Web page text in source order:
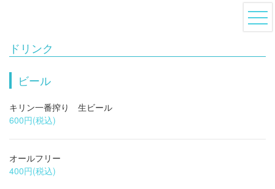
ドリンク
ビール
キリン一番搾り 生ビール
600円(税込)
オールフリー
400円(税込)